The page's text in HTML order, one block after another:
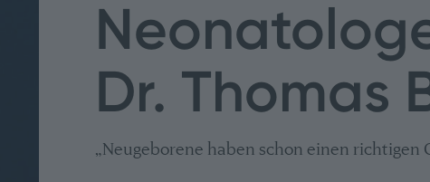
Dr. Thomas
„Neugeborene haben schon einen richtigen